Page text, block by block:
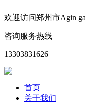
欢迎访问郑州市Agin
咨询服务热线
13303831626
首页
关于我们